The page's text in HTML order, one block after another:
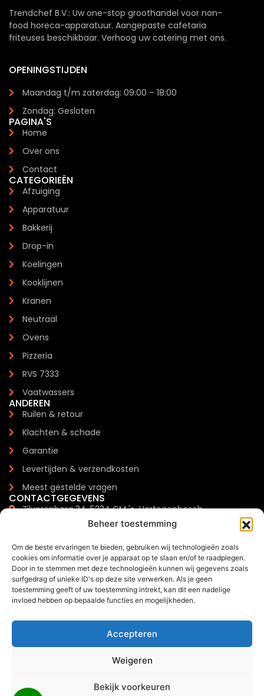
Beheer toestemming
Om de beste ervaringen te bieden, gebruiken wij technologieën zoals
cookies om informatie over je apparaat op te slaan en/of te raadplegen.
Door in te stemmen met deze technologieën kunnen wij gegevens zoals
surfgedrag of unieke ID's op deze site verwerken. Als je geen
toestemming geeft of uw toestemming intrekt, kan dit een nadelige
invloed hebben op bepaalde functies en mogelijkheden.
Accepteren
Weigeren
Bekijk voorkeuren
Trendchef B.V.: Uw one-stop groothandel voor non-
food horeca-apparatuur. Aangepaste cafetaria
friteuses beschikbaar. Verhoog uw catering met ons.
OPENINGSTIJDEN
Maandag t/m zaterdag: 09:00 – 18:00
Zondag: Gesloten
PAGINA'S
Home
Over ons
Contact
CATEGORIEËN
Afzuiging
Apparatuur
Bakkerij
Drop-in
Koelingen
Kooklijnen
Kranen
Neutraal
Ovens
Pizzeria
RVS 7333
Vaatwassers
ANDEREN
Ruilen & retour
Klachten & schade
Garantie
Levertijden & verzendkosten
Meest gestelde vragen
CONTACTGEGEVENS
Zilverenberg 34, 5234 GM 's-Hertogenbosch
+31 085 - 06 00 126
info@trendchef.nl
WHATSAPP BUSINESS
2024 © Trendchef B.V. - Alle rechten voorbehouden.
Website gemaakt doorArkdesign.nl